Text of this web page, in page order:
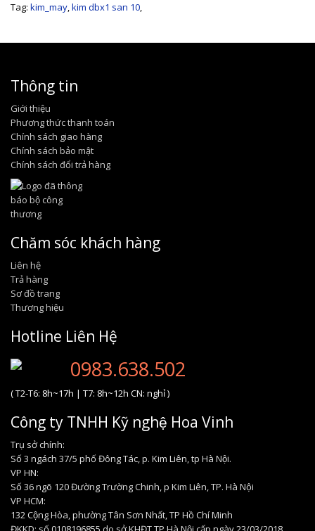
Tag: kim_may,kim dbx1 san 10,
Thông tin
Giới thiệu
Phương thức thanh toán
Chính sách giao hàng
Chính sách bảo mật
Chính sách đổi trả hàng
Chăm sóc khách hàng
Liên hệ
Trả hàng
Sơ đồ trang
Thương hiệu
Hotline Liên Hệ
0983.638.502
( T2-T6: 8h~17h | T7: 8h~12h CN: nghỉ )
Công ty TNHH Kỹ nghệ Hoa Vinh
Trụ sở chính:
Số 3 ngách 37/5 phố Đông Tác, p. Kim Liên, tp Hà Nội.
VP HN:
Số 36 ngõ 120 Đường Trường Chinh, p Kim Liên, TP. Hà Nội
VP HCM:
132 Cộng Hòa, phường Tân Sơn Nhất, TP Hồ Chí Minh